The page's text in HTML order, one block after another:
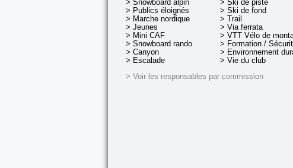
> Snowboard alpin
> Publics éloignés
> Marche nordique
> Jeunes
> Mini CAF
> Snowboard rando
> Canyon
> Escalade
> Ski de piste
> Ski de fond
> Trail
> Via ferrata
> VTT Vélo de
> Formation /
> Environnement
> Vie du club
> Voir les responsables par commission